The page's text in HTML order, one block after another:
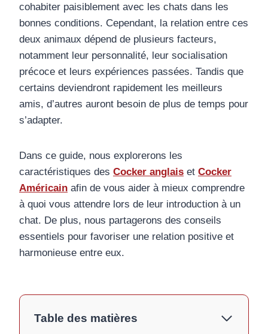
cohabiter paisiblement avec les chats dans les
bonnes conditions. Cependant, la relation entre ces
deux animaux dépend de plusieurs facteurs,
notamment leur personnalité, leur socialisation
précoce et leurs expériences passées. Tandis que
certains deviendront rapidement les meilleurs
amis, d’autres auront besoin de plus de temps pour
s’adapter.
Dans ce guide, nous explorerons les
caractéristiques des Cocker anglais et Cocker
Américain afin de vous aider à mieux comprendre
à quoi vous attendre lors de leur introduction à un
chat. De plus, nous partagerons des conseils
essentiels pour favoriser une relation positive et
harmonieuse entre eux.
Table des matières